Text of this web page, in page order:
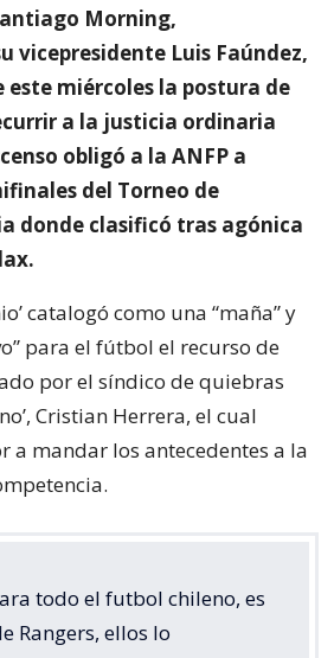
Morning,
vicepresidente Luis Faúndez,
miércoles la postura de
a la justicia ordinaria
obligó a la ANFP a
del Torneo de
donde clasificó tras agónica
catalogó como una “maña” y
para el fútbol el recurso de
por el síndico de quiebras
Cristian Herrera, el cual
a mandar los antecedentes a la
todo el futbol chileno, es
Rangers, ellos lo